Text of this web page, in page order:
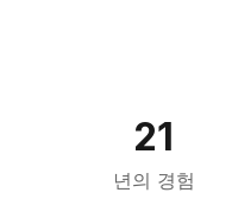
21
년의 경험